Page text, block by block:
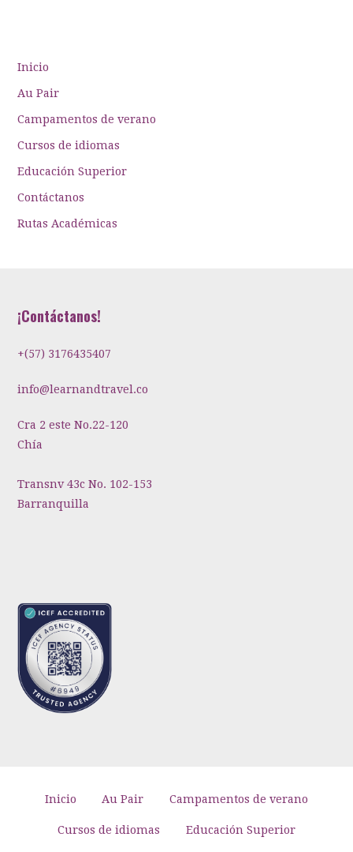
Inicio
Au Pair
Campamentos de verano
Cursos de idiomas
Educación Superior
Contáctanos
Rutas Académicas
¡Contáctanos!
+(57) 3176435407
info@learnandtravel.co
Cra 2 este No.22-120
Chía
Transnv 43c No. 102-153
Barranquilla
Inicio Au Pair Campamentos de verano
Cursos de idiomas Educación Superior